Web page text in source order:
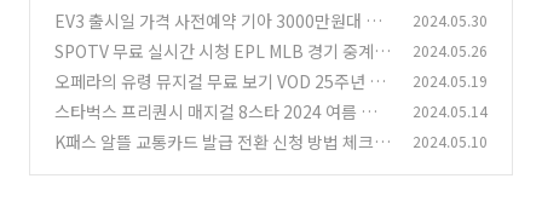
EV3 출시일 가격 사전예약 기아 3000만원대 전
기차 스펙 주행거리
(0)
2024.05.30
SPOTV 무료 실시간 시청 EPL MLB 경기 중계
풀영상 다시보기 (0)
2024.05.26
오페라의 유령 뮤지컬 무료 보기 VOD 25주년 특
별공연
(0)
2024.05.19
스타벅스 프리퀀시 매지컬 8스타 2024 여름 파
우치 레인 판초 우산 헌터
(0)
2024.05.14
K패스 알뜰 교통카드 발급 전환 신청 방법 체크카
2024.05.10